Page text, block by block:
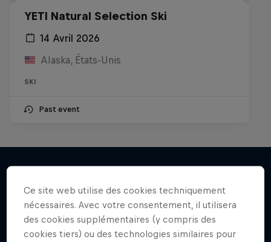
YETI Natural Selection Ski
14 Avril 2026
Alaska, États-Unis
SKI
Past event
J'en veux encore !
Ce site web utilise des cookies techniquement
nécessaires. Avec votre consentement, il utilisera
des cookies supplémentaires (y compris des
cookies tiers) ou des technologies similaires pour